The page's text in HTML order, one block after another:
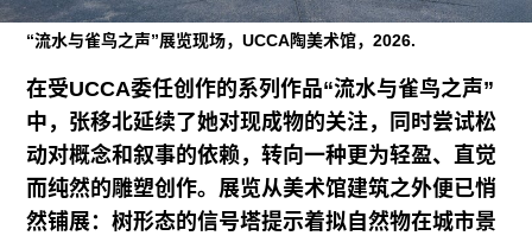
联系我们
关注我们
“流水与雀鸟之声”展览现场，UCCA陶美术馆，2026.
在受UCCA委任创作的系列作品“流水与雀鸟之声”
中，张移北延续了她对现成物的关注，同时尝试松
动对概念和叙事的依赖，转向一种更为轻盈、直觉
而纯然的雕塑创作。展览从美术馆建筑之外便已悄
然铺展：树形态的信号塔提示着拟自然物在城市景